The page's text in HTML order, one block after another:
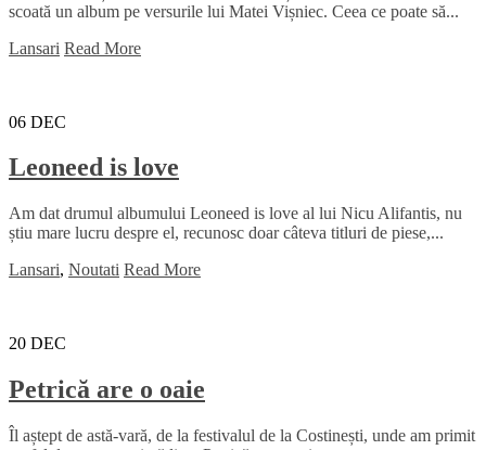
scoată un album pe versurile lui Matei Vișniec. Ceea ce poate să...
Lansari Read More
06 DEC
Leoneed is love
Am dat drumul albumului Leoneed is love al lui Nicu Alifantis, nu
știu mare lucru despre el, recunosc doar câteva titluri de piese,...
Lansari, Noutati Read More
20 DEC
Petrică are o oaie
Îl aștept de astă-vară, de la festivalul de la Costinești, unde am primit